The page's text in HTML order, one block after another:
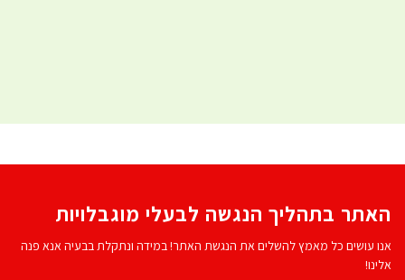
האתר בתהליך הנגשה לבעלי מוגבלויות
אנו עושים כל מאמץ להשלים את הנגשת האתר! במידה ונתקלת בבעיה אנא פנה
אלינו!